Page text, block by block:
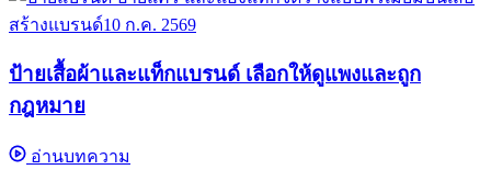
สร้างแบรนด์10 ก.ค. 2569
ป้ายเสื้อผ้าและแท็กแบรนด์ เลือกให้ดูแพงและถูก
กฎหมาย
อ่านบทความ